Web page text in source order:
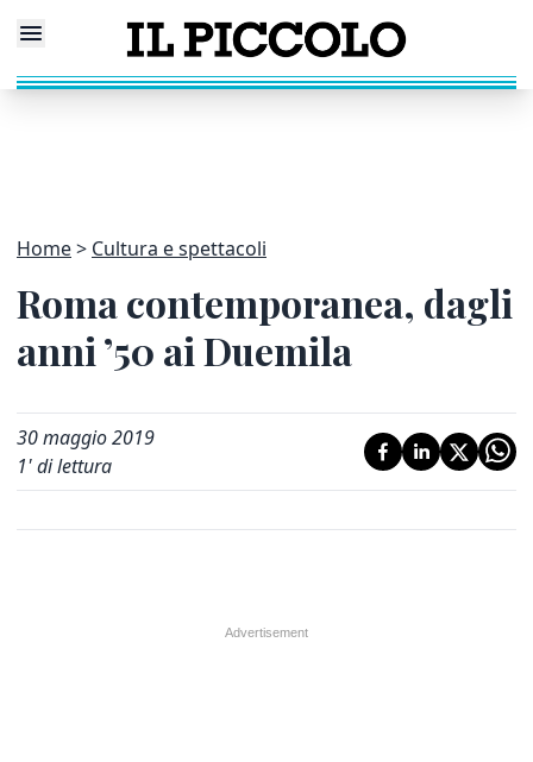
Home Cultura e spettacoli
Roma contemporanea, dagli
anni ’50 ai Duemila
30 maggio 2019
1' di lettura